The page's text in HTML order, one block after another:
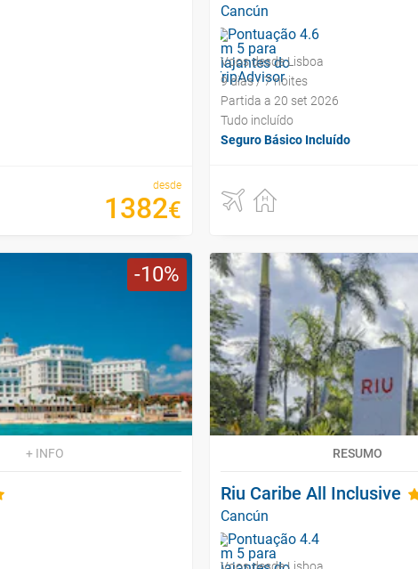
desde
1382€
Cancún
Voos desde Lisboa
9 dias / 7 noites
Partida a 20 set 2026
Tudo incluído
Seguro Básico Incluído
10
+ INFO RESUMO
Riu Caribe All Inclusive
Cancún